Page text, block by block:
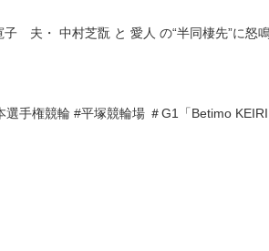
子 夫・ 中村芝翫 と 愛人 の“半同棲先”に怒
選手権競輪 #平塚競輪場 ＃G1「Betimo